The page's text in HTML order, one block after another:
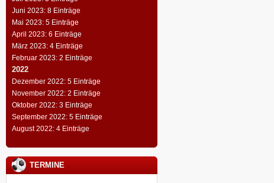
Juni 2023: 8 Einträge
Mai 2023: 5 Einträge
April 2023: 6 Einträge
März 2023: 4 Einträge
Februar 2023: 2 Einträge
2022
Dezember 2022: 5 Einträge
November 2022: 2 Einträge
Oktober 2022: 3 Einträge
September 2022: 5 Einträge
August 2022: 4 Einträge
TERMINE